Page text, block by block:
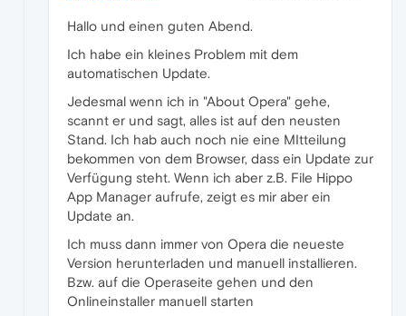
Hallo und einen guten Abend.
Ich habe ein kleines Problem mit dem
automatischen Update.
Jedesmal wenn ich in "About Opera" gehe,
scannt er und sagt, alles ist auf den neusten
Stand. Ich hab auch noch nie eine MItteilung
bekommen von dem Browser, dass ein Update zur
Verfügung steht. Wenn ich aber z.B. File Hippo
App Manager aufrufe, zeigt es mir aber ein
Update an.
Ich muss dann immer von Opera die neueste
Version herunterladen und manuell installieren.
Bzw. auf die Operaseite gehen und den
Onlineinstaller manuell starten